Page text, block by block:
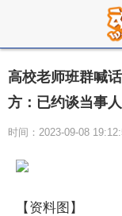
高校老师班群喊
方：已约谈当事人
时间：2023-09-08
【资料图】